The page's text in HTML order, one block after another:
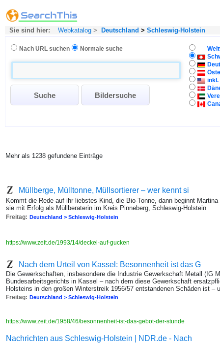
Sie sind hier: Webkatalog > Deutschland > Schleswig-Holstein
Nach URL suchen Normale suche
inkl.
Mehr als 1238 gefundene Einträge
Müllberge, Mülltonne, Müllsortierer – wer kennt si
Kommt die Rede auf ihr liebstes Kind, die Bio-Tonne, dann beginnt
sie mit Erfolg als Müllberaterin im Kreis Pinneberg, Schleswig-Holstein
Freitag: Deutschland > Schleswig-Holstein
https://www.zeit.de/1993/14/deckel-auf-gucken
Nach dem Urteil von Kassel: Besonnenheit ist das G
Die Gewerkschaften, insbesondere die Industrie Gewerkschaft Metall (IG
Bundesarbeitsgerichts in Kassel – nach dem diese Gewerkschaft
Holsteins in den großen Winterstreik 1956/57 entstandenen Schäden ist –
Freitag: Deutschland > Schleswig-Holstein
https://www.zeit.de/1958/46/besonnenheit-ist-das-gebot-der-stunde
Nachrichten aus Schleswig-Holstein | NDR.de - Nach